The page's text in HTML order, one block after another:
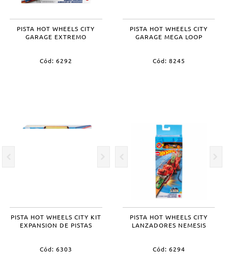
PISTA HOT WHEELS CITY
GARAGE EXTREMO
Cód: 6292
PISTA HOT WHEELS CITY
GARAGE MEGA LOOP
Cód: 8245
PISTA HOT WHEELS CITY KIT
EXPANSION DE PISTAS
Cód: 6303
PISTA HOT WHEELS CITY
LANZADORES NEMESIS
Cód: 6294